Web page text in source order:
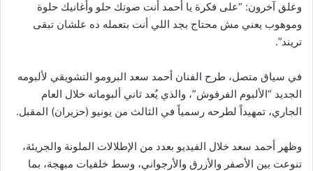
وعلق آخرون: “على فكرة يا أحمد أنت صوتك حلو وأغانيك حلوة
وموهوب يعني مش محتاج بجد اللي أنت بتعمله ده علشان تبقى
تريند”.
في سياق متصل، طرح الفنان أحمد سعد البرومو التشويقي لألبومه
الجديد “الألبوم الفرفوش”، والذي يُعد ثاني ألبوماته خلال العام
الجاري، تمهيداً لطرحه رسمياً في الثالث من يونيو (حزيران) المقبل.
وظهر أحمد سعد خلال الفيديو بعدد من الإطلالات الملونة والجريئة،
تنوعت بين الأصفر والأزرق والأرجواني، وسط خلفيات مبهجة، بما